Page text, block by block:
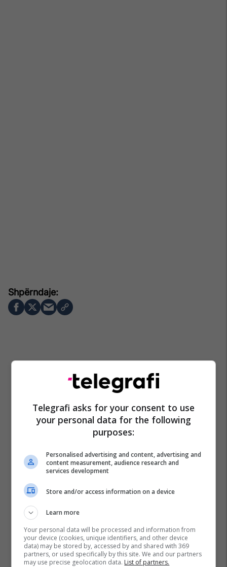
Telegrafi asks for your consent to use
your personal data for the following
purposes:
Personalised advertising and content, advertising and
content measurement, audience research and
services development
Store and/or access information on a device
Learn more
Your personal data will be processed and information from
your device (cookies, unique identifiers, and other device
data) may be stored by, accessed by and shared with 369
partners, or used specifically by this site. We and our partners
may use precise geolocation data. List of partners.